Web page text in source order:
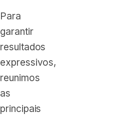
Para
garantir
resultados
expressivos,
reunimos
as
principais